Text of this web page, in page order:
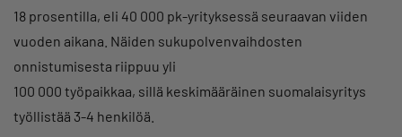
18 prosentilla, eli 40 000 pk-yrityksessä seuraavan viiden
vuoden aikana. Näiden sukupolvenvaihdosten
onnistumisesta riippuu yli
100 000 työpaikkaa, sillä keskimääräinen suomalaisyritys
työllistää 3-4 henkilöä.